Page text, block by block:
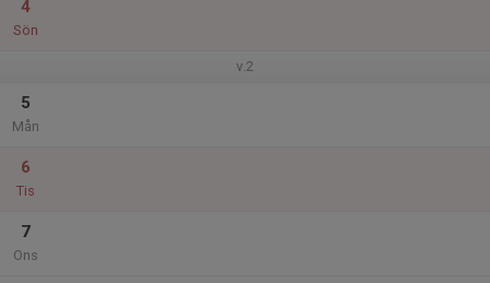
4
Sön
v.2
5
Mån
6
Tis
7
Ons